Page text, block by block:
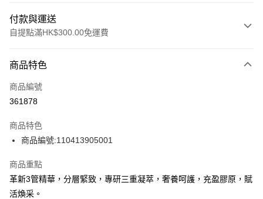
付款與運送
自提點滿HK$300.00免運費
信用卡
Apple Pay
PayMe
WeChat Pay
BoC Pay
商品特色
商品編號
361878
商品特色
商品編號:110413905001
商品重點
革新3管精華，分層緊致，專研三重凝萃，奢養呵護，充盈膠原，賦
活煥采。